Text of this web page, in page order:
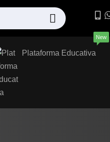
Plataforma Educativa
New